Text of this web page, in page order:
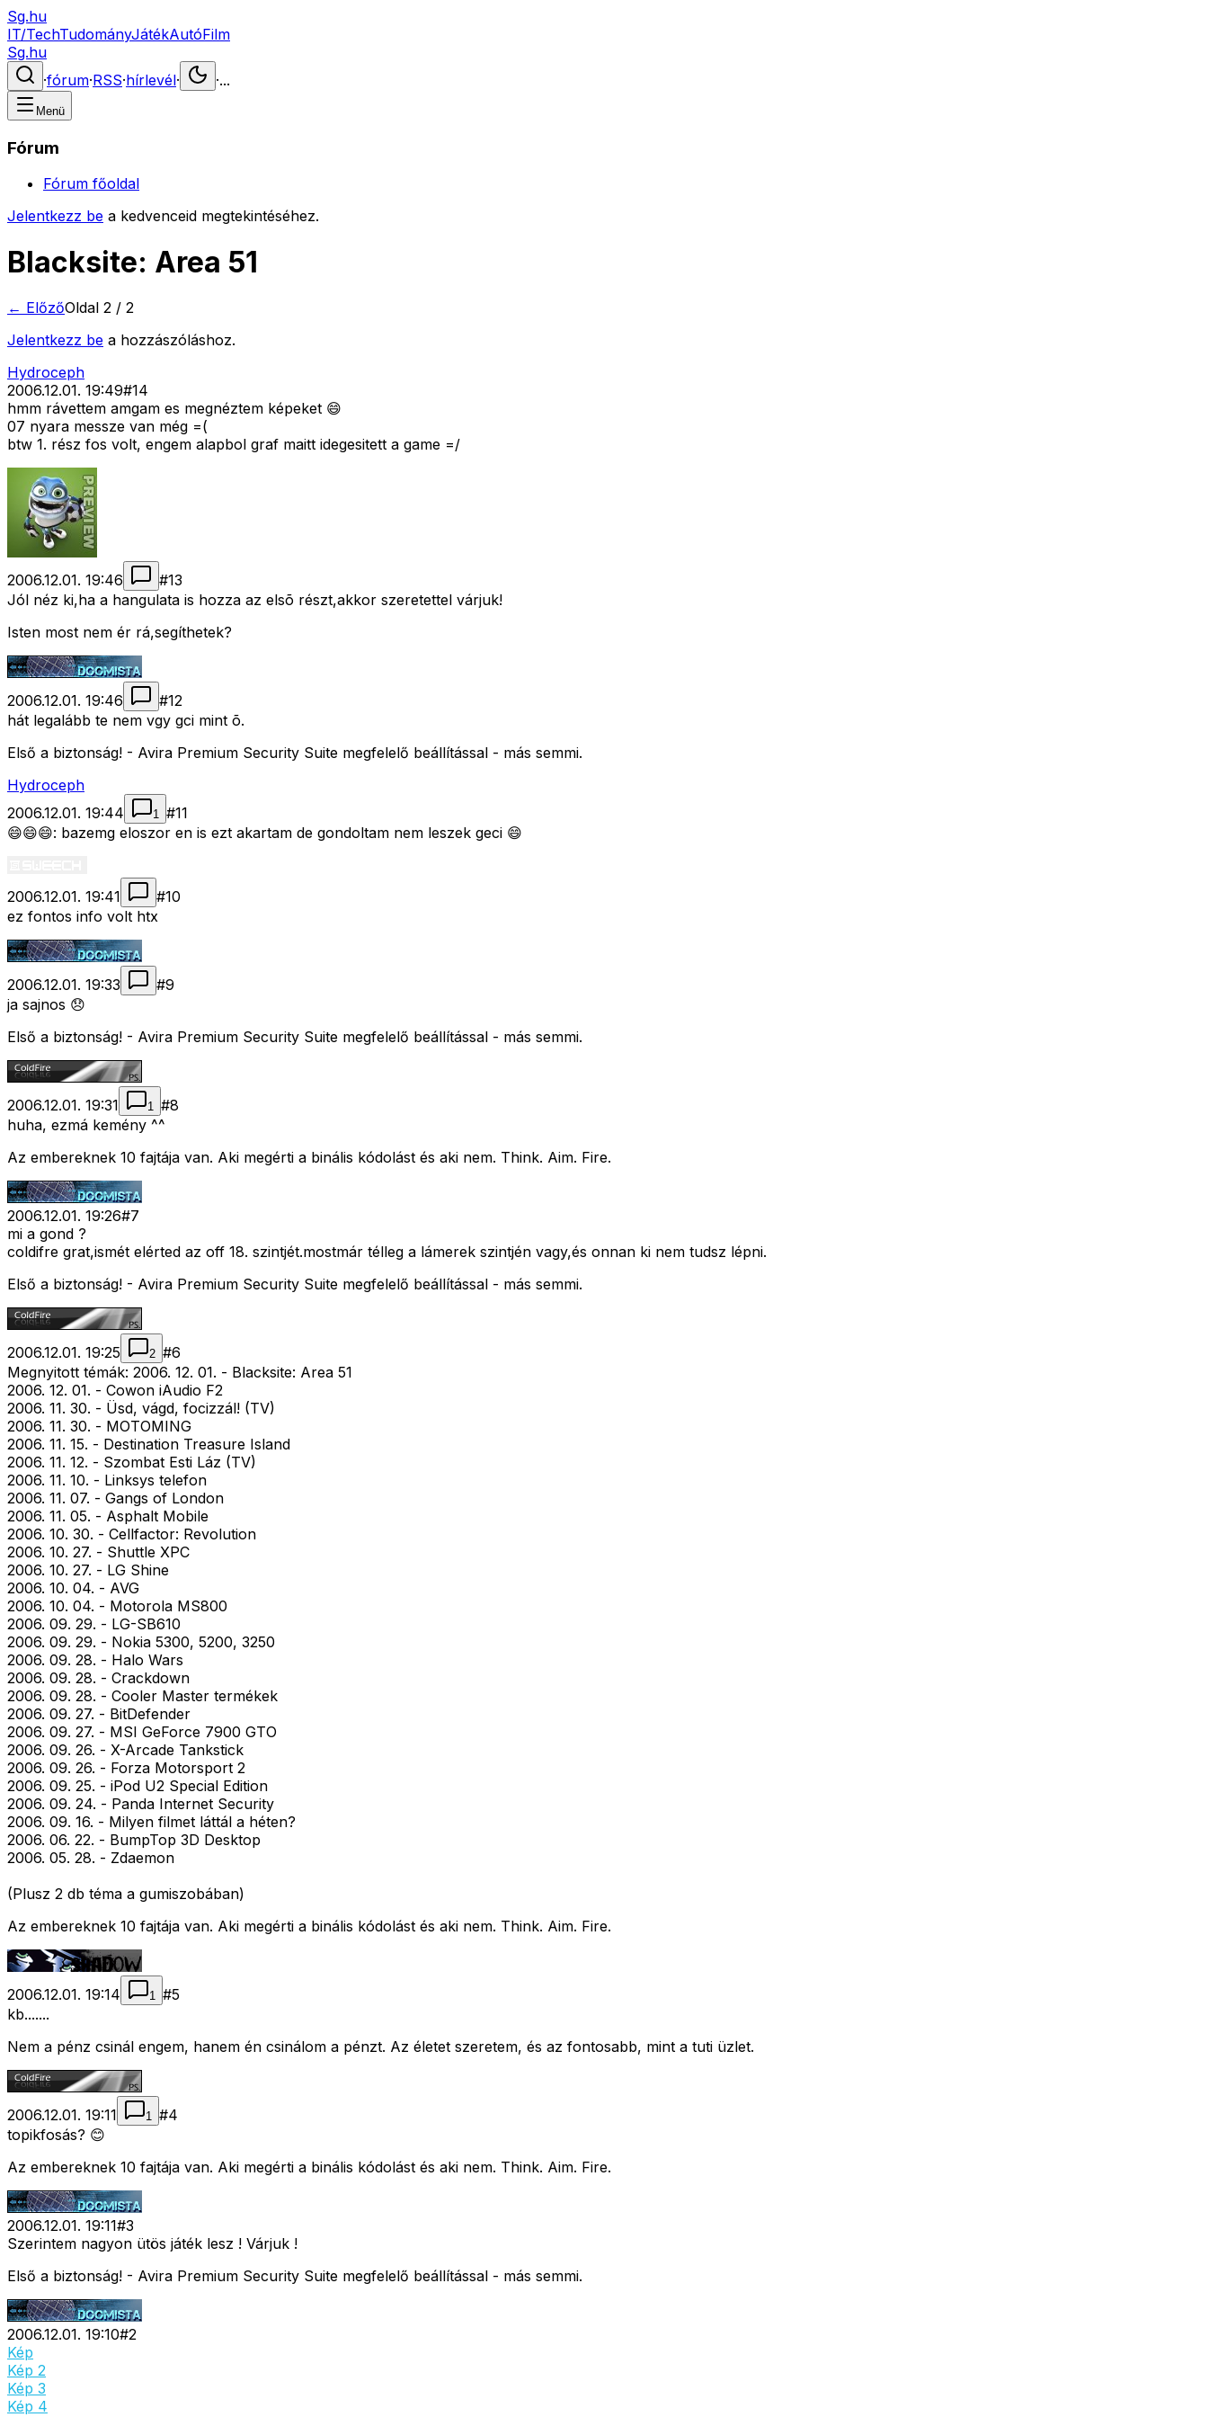
Sg.hu
IT/TechTudományJátékAutóFilm
Sg.hu
·fórum·RSS·hírlevél· ·...
Menü
Fórum
Fórum főoldal
Jelentkezz be a kedvenceid megtekintéséhez.
Blacksite: Area 51
← ElőzőOldal 2 / 2
Jelentkezz be a hozzászóláshoz.
Hydroceph
2006.12.01. 19:49#14
hmm rávettem amgam es megnéztem képeket 😄
07 nyara messze van még =(
btw 1. rész fos volt, engem alapbol graf maitt idegesitett a game =/
2006.12.01. 19:46 #13
Jól néz ki,ha a hangulata is hozza az elsõ részt,akkor szeretettel várjuk!
Isten most nem ér rá,segíthetek?
2006.12.01. 19:46 #12
hát legalább te nem vgy gci mint õ.
Első a biztonság! - Avira Premium Security Suite megfelelő beállítással - más semmi.
Hydroceph
2006.12.01. 19:44
1 #11
😄😄😄: bazemg eloszor en is ezt akartam de gondoltam nem leszek geci 😄
2006.12.01. 19:41 #10
ez fontos info volt htx
2006.12.01. 19:33 #9
ja sajnos 😞
Első a biztonság! - Avira Premium Security Suite megfelelő beállítással - más semmi.
2006.12.01. 19:31 1 #8
huha, ezmá kemény ^^
Az embereknek 10 fajtája van. Aki megérti a binális kódolást és aki nem. Think. Aim. Fire.
2006.12.01. 19:26#7
mi a gond ?
coldifre grat,ismét elérted az off 18. szintjét.mostmár télleg a lámerek szintjén vagy,és onnan ki nem tudsz lépni.
Első a biztonság! - Avira Premium Security Suite megfelelő beállítással - más semmi.
2006.12.01. 19:25 2 #6
Megnyitott témák: 2006. 12. 01. - Blacksite: Area 51
2006. 12. 01. - Cowon iAudio F2
2006. 11. 30. - Üsd, vágd, focizzál! (TV)
2006. 11. 30. - MOTOMING
2006. 11. 15. - Destination Treasure Island
2006. 11. 12. - Szombat Esti Láz (TV)
2006. 11. 10. - Linksys telefon
2006. 11. 07. - Gangs of London
2006. 11. 05. - Asphalt Mobile
2006. 10. 30. - Cellfactor: Revolution
2006. 10. 27. - Shuttle XPC
2006. 10. 27. - LG Shine
2006. 10. 04. - AVG
2006. 10. 04. - Motorola MS800
2006. 09. 29. - LG-SB610
2006. 09. 29. - Nokia 5300, 5200, 3250
2006. 09. 28. - Halo Wars
2006. 09. 28. - Crackdown
2006. 09. 28. - Cooler Master termékek
2006. 09. 27. - BitDefender
2006. 09. 27. - MSI GeForce 7900 GTO
2006. 09. 26. - X-Arcade Tankstick
2006. 09. 26. - Forza Motorsport 2
2006. 09. 25. - iPod U2 Special Edition
2006. 09. 24. - Panda Internet Security
2006. 09. 16. - Milyen filmet láttál a héten?
2006. 06. 22. - BumpTop 3D Desktop
2006. 05. 28. - Zdaemon
(Plusz 2 db téma a gumiszobában)
Az embereknek 10 fajtája van. Aki megérti a binális kódolást és aki nem. Think. Aim. Fire.
2006.12.01. 19:14 1 #5
kb.......
Nem a pénz csinál engem, hanem én csinálom a pénzt. Az életet szeretem, és az fontosabb, mint a tuti üzlet.
2006.12.01. 19:11 1 #4
topikfosás? 😊
Az embereknek 10 fajtája van. Aki megérti a binális kódolást és aki nem. Think. Aim. Fire.
2006.12.01. 19:11#3
Szerintem nagyon ütös játék lesz ! Várjuk !
Első a biztonság! - Avira Premium Security Suite megfelelő beállítással - más semmi.
2006.12.01. 19:10#2
Kép
Kép 2
Kép 3
Kép 4